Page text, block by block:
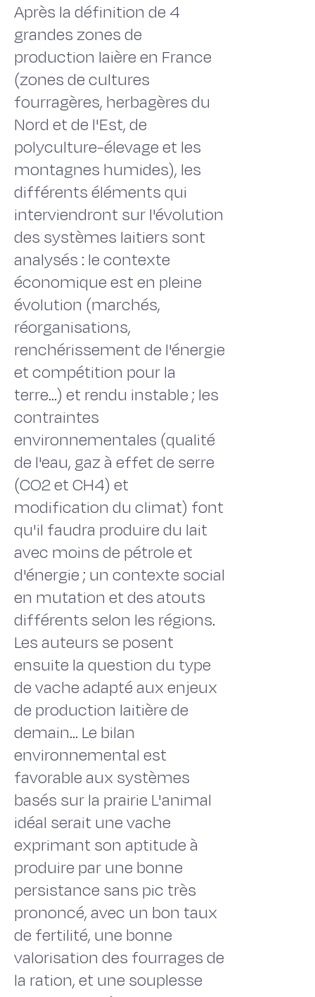
Après la définition de 4
grandes zones de
production laière en France
(zones de cultures
fourragères, herbagères du
Nord et de l'Est, de
polyculture-élevage et les
montagnes humides), les
différents éléments qui
interviendront sur l'évolution
des systèmes laitiers sont
analysés : le contexte
économique est en pleine
évolution (marchés,
réorganisations,
renchérissement de l'énergie
et compétition pour la
terre…) et rendu instable ; les
contraintes
environnementales (qualité
de l'eau, gaz à effet de serre
(CO2 et CH4) et
modification du climat) font
qu'il faudra produire du lait
avec moins de pétrole et
d'énergie ; un contexte social
en mutation et des atouts
différents selon les régions.
Les auteurs se posent
ensuite la question du type
de vache adapté aux enjeux
de production laitière de
demain… Le bilan
environnemental est
favorable aux systèmes
basés sur la prairie L'animal
idéal serait une vache
exprimant son aptitude à
produire par une bonne
persistance sans pic très
prononcé, avec un bon taux
de fertilité, une bonne
valorisation des fourrages de
la ration, et une souplesse